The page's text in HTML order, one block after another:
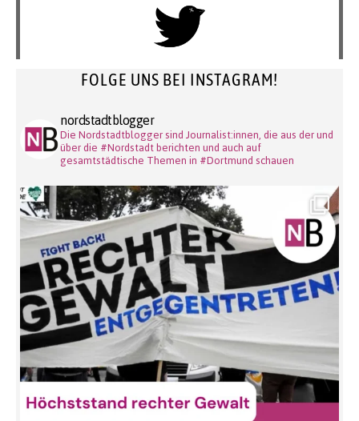
FOLGE UNS BEI INSTAGRAM!
nordstadtblogger
Die Nordstadtblogger sind Journalist:innen, die aus der und
über die #Nordstadt berichten und auch auf
gesamtstädtische Themen in #Dortmund schauen